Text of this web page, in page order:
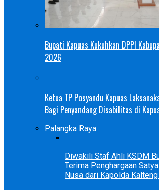
Bupati Kapuas Kukuhkan DPPI
2026
Ketua TP Posyandu Kapuas
Bagi Penyandang Disabilitas di
Palangka Raya
Diwakili Staf Ahli KSDM
Terima Penghargaan
Nusa dari Kapolda